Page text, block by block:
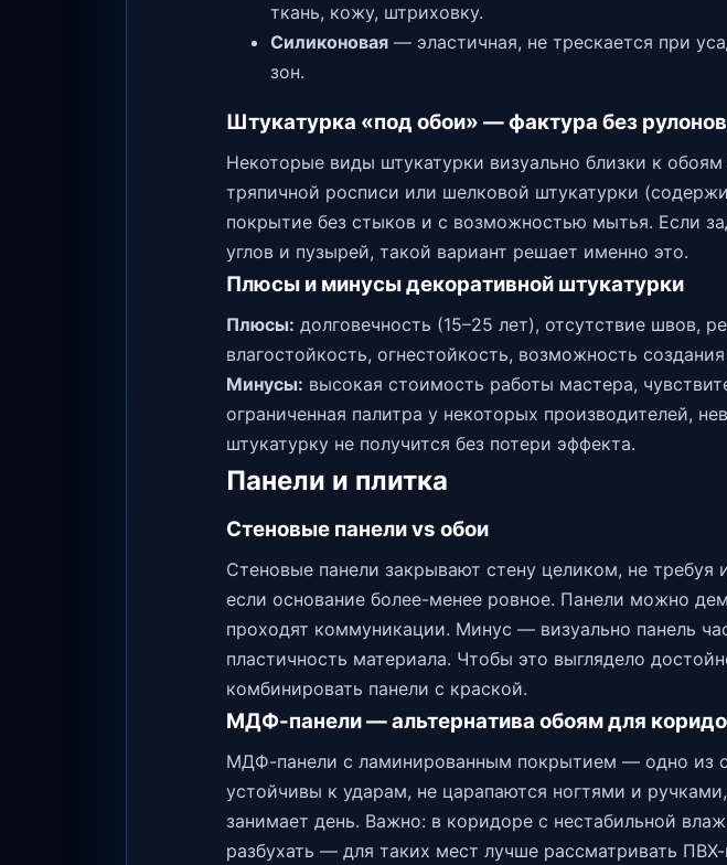
ткань, кожу, штриховку.
Силиконовая — эластичная, не трескается при
зон.
Штукатурка «под обои» — фактура без рулонов
Некоторые виды штукатурки визуально близки к
тряпичной росписи или шелковой штукатурки
покрытие без стыков и с возможностью мытья. Если
углов и пузырей, такой вариант решает именно это.
Плюсы и минусы декоративной штукатурки
Плюсы: долговечность (15–25 лет), отсутствие швов,
влагостойкость, огнестойкость, возможность
Минусы: высокая стоимость работы мастера,
ограниченная палитра у некоторых производителей,
штукатурку не получится без потери эффекта.
Панели и плитка
Стеновые панели vs обои
Стеновые панели закрывают стену целиком, не
если основание более-менее ровное. Панели можно
проходят коммуникации. Минус — визуально панель
пластичность материала. Чтобы это выглядело
комбинировать панели с краской.
МДФ-панели — альтернатива обоям для
МДФ-панели с ламинированным покрытием — одно из
устойчивы к ударам, не царапаются ногтями и
занимает день. Важно: в коридоре с нестабильной
разбухать — для таких мест лучше рассматривать